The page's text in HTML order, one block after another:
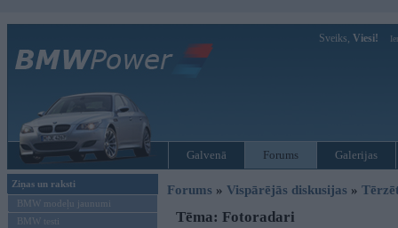
Sveiks, Viesi!
Galvenā Forums Galerijas
Ziņas un raksti
BMW modeļu jaunumi
BMW testi
Forums » Vispārējās diskusijas »
Tēma: Fotoradari